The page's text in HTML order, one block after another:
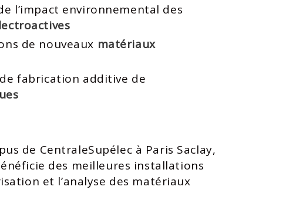
l’impact environnemental des
de nouveaux matériaux
fabrication additive de
de CentraleSupélec à Paris Saclay,
des meilleures installations
et l’analyse des matériaux